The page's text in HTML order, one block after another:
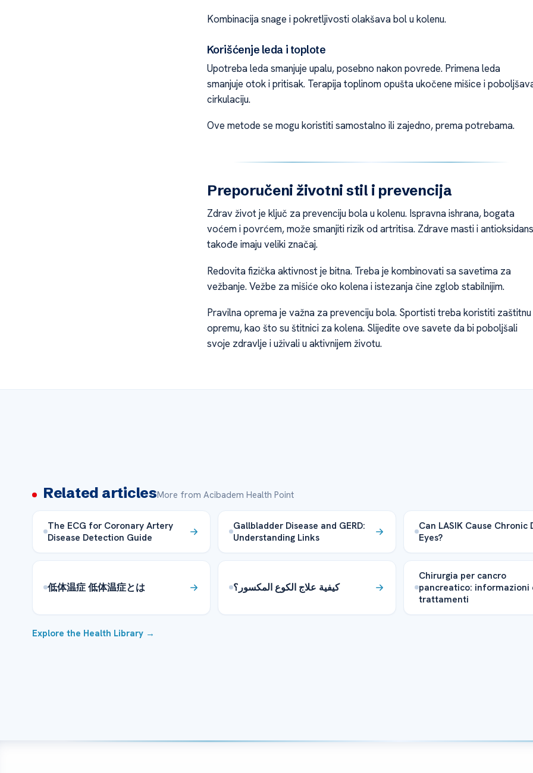
Kombinacija snage i pokretljivosti olakšava bol u kolenu.
Korišćenje leda i toplote
Upotreba leda smanjuje upalu, posebno nakon povrede. Primena leda
smanjuje otok i pritisak. Terapija toplinom opušta ukočene mišice i
cirkulaciju.
Ove metode se mogu koristiti samostalno ili zajedno, prema potrebama.
Preporučeni životni stil i prevencija
Zdrav život je ključ za prevenciju bola u kolenu. Ispravna ishrana, bogata
voćem i povrćem, može smanjiti rizik od artritisa. Zdrave masti i
takođe imaju veliki značaj.
Redovita fizička aktivnost je bitna. Treba je kombinovati sa savetima za
vežbanje. Vežbe za mišiće oko kolena i istezanja čine zglob stabilnijim.
Pravilna oprema je važna za prevenciju bola. Sportisti treba koristiti zaštitnu
opremu, kao što su štitnici za kolena. Slijedite ove savete da bi poboljšali
svoje zdravlje i uživali u aktivnijem životu.
Related articlesMore from Acibadem Health Point
The ECG for Coronary Artery
Disease Detection Guide
Gallbladder Disease and GERD:
Understanding Links
Can LASIK Cause Chronic
Eyes?
低体温症 低体温症とは كيفية علاج الكوع المكسور؟
Chirurgia per cancro
pancreatico: informazioni
trattamenti
Explore the Health Library →